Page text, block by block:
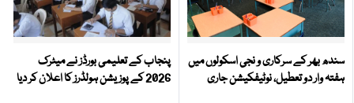
سندھ بھر کے سرکاری و نجی اسکولوں میں
ہفتہ وار دو تعطیل، نوٹیفکیشن جاری
پنجاب کے تعلیمی بورڈز نے میٹرک
2026 کے پوزیشن ہولڈرز کا اعلان کر دیا